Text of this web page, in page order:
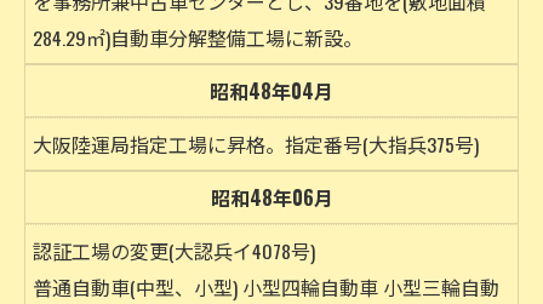
284.29㎡)自動車分解整備工場に新設。
昭和48年04月
大阪陸運局指定工場に昇格。指定番号(大指兵375号)
昭和48年06月
認証工場の変更(大認兵イ4078号)
普通自動車(中型、小型) 小型四輪自動車 小型三輪自動